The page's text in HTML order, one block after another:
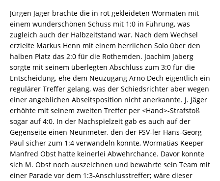
Jürgen Jäger brachte die in rot gekleideten Wormaten mit
einem wunderschönen Schuss mit 1:0 in Führung, was
zugleich auch der Halbzeitstand war. Nach dem Wechsel
erzielte Markus Henn mit einem herrlichen Solo über den
halben Platz das 2:0 für die Rothemden. Joachim Jaberg
sorgte mit seinem überlegten Abschluss zum 3:0 für die
Entscheidung, ehe dem Neuzugang Arno Dech eigentlich ein
regulärer Treffer gelang, was der Schiedsrichter aber wegen
einer angeblichen Abseitsposition nicht anerkannte. J. Jäger
erhöhte mit seinem zweiten Treffer per <Hand>-Strafstoß
sogar auf 4:0. In der Nachspielzeit gab es auch auf der
Gegenseite einen Neunmeter, den der FSV-ler Hans-Georg
Paul sicher zum 1:4 verwandeln konnte, Wormatias Keeper
Manfred Obst hatte keinerlei Abwehrchance. Davor konnte
sich M. Obst noch auszeichnen und bewahrte sein Team mit
einer Parade vor dem 1:3-Anschlusstreffer; wäre dieser